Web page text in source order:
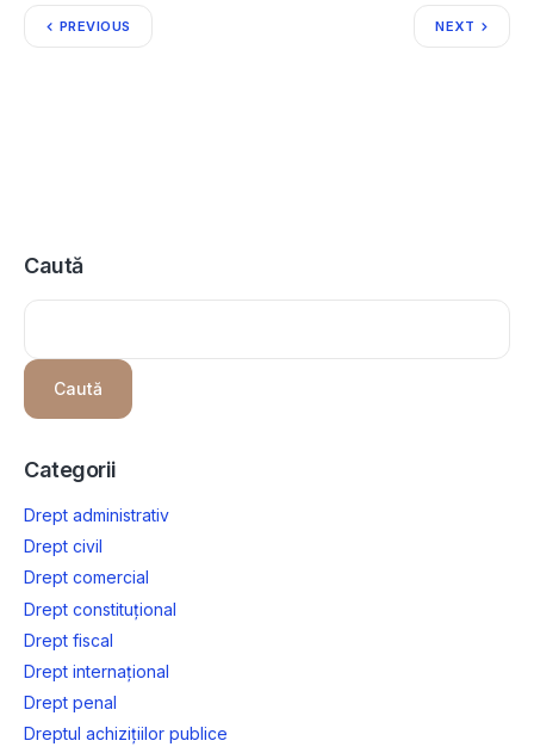
PREVIOUS NEXT
Caută
Caută
Categorii
Drept administrativ
Drept civil
Drept comercial
Drept constituțional
Drept fiscal
Drept internațional
Drept penal
Dreptul achizițiilor publice